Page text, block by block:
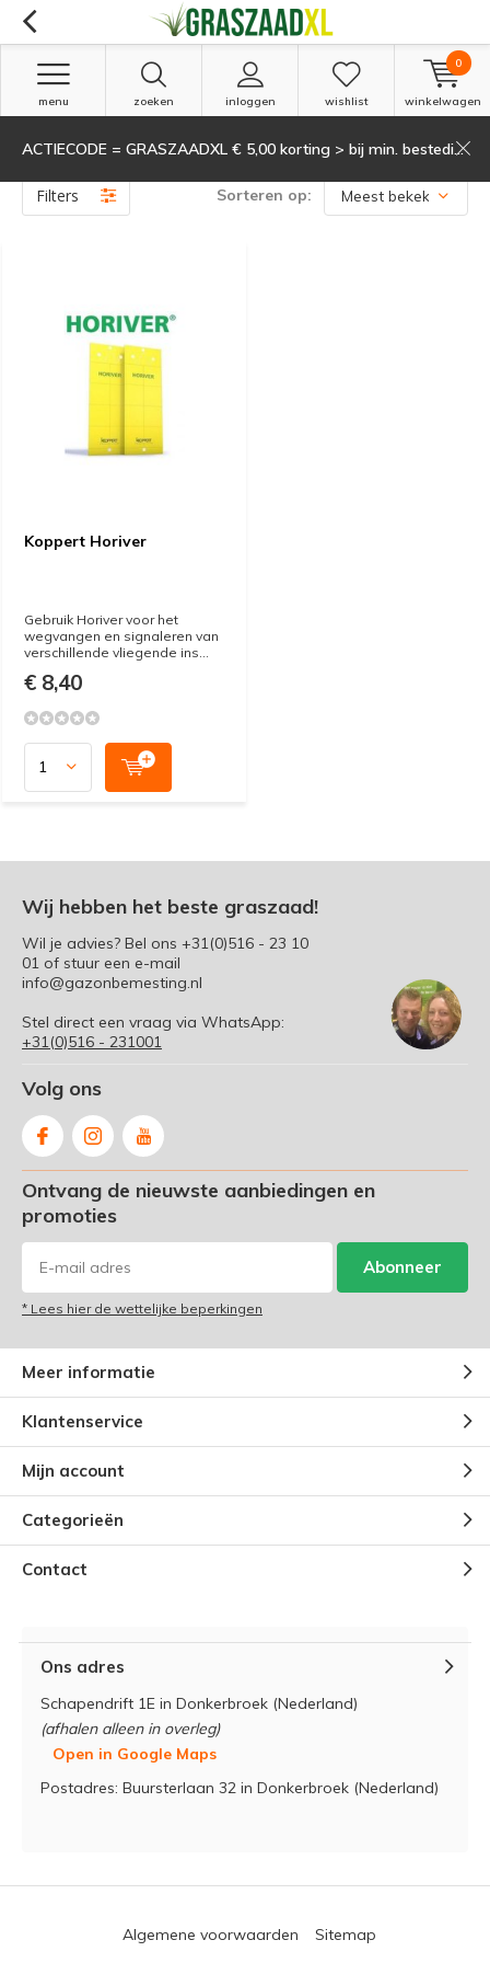
zoeken inloggen
menu wishlist winkelwagen
0
ACTIECODE = GRASZAADXL € 5,00 korting > bij min. besteding van 135,-
Producten getagd met mineervlieg (1)
Filters Sorteren op:
Koppert Horiver
Gebruik Horiver voor het
wegvangen en signaleren van
verschillende vliegende ins...
€ 8,40
Wij hebben het beste graszaad!
Wil je advies? Bel ons +31(0)516 - 23 10
01 of stuur een e-mail
info@gazonbemesting.nl
Stel direct een vraag via WhatsApp:
+31(0)516 - 231001
Volg ons
Ontvang de nieuwste aanbiedingen en
promoties
Abonneer
* Lees hier de wettelijke beperkingen
Meer informatie
Klantenservice
Mijn account
Categorieën
Contact
Ons adres
Schapendrift 1E in Donkerbroek (Nederland)
(afhalen alleen in overleg)
Open in Google Maps
Postadres: Buursterlaan 32 in Donkerbroek (Nederland)
Algemene voorwaarden Sitemap